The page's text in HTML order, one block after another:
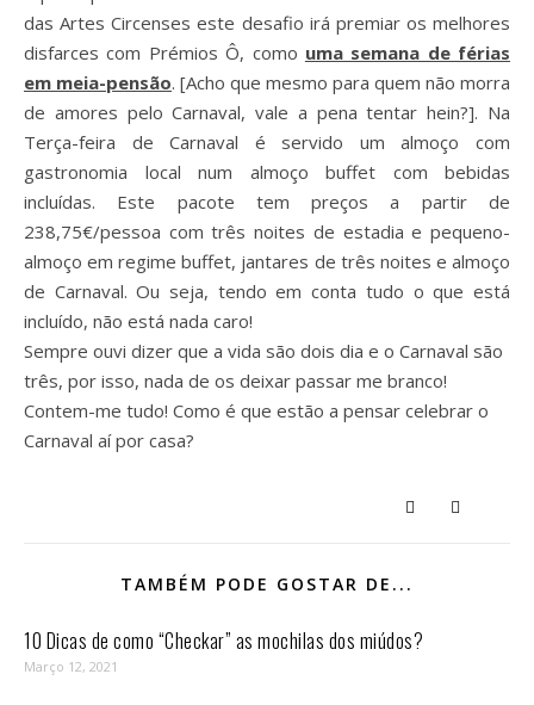
das Artes Circenses este desafio irá premiar os melhores
disfarces com Prémios Ô, como uma semana de férias
em meia-pensão. [Acho que mesmo para quem não morra
de amores pelo Carnaval, vale a pena tentar hein?]. Na
Terça-feira de Carnaval é servido um almoço com
gastronomia local num almoço buffet com bebidas
incluídas. Este pacote tem preços a partir de
238,75€/pessoa com três noites de estadia e pequeno-
almoço em regime buffet, jantares de três noites e almoço
de Carnaval. Ou seja, tendo em conta tudo o que está
incluído, não está nada caro!
Sempre ouvi dizer que a vida são dois dia e o Carnaval são
três, por isso, nada de os deixar passar me branco!
Contem-me tudo! Como é que estão a pensar celebrar o
Carnaval aí por casa?
TAMBÉM PODE GOSTAR DE...
10 Dicas de como “Checkar” as mochilas dos miúdos?
Março 12, 2021